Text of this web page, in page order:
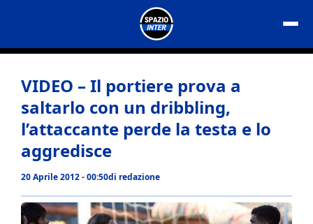
contenuto
VIDEO – Il portiere prova a
saltarlo con un dribbling,
l’attaccante perde la testa e lo
aggredisce
20 Aprile 2012 - 00:50di redazione